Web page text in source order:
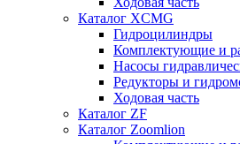
Каталог XCMG
Гидроцилиндры
Комплектующие и
Насосы
Редукторы и
Ходовая часть
Каталог ZF
Каталог Zoomlion